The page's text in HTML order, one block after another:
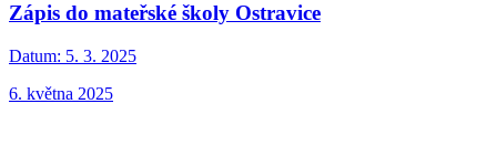
Zápis do mateřské školy Ostravice
Datum: 5. 3. 2025
6. května 2025